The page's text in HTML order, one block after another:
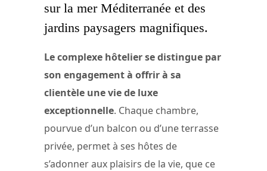
sur la mer Méditerranée et des
jardins paysagers magnifiques.
Le complexe hôtelier se distingue par
son engagement à offrir à sa
clientèle une vie de luxe
exceptionnelle. Chaque chambre,
pourvue d’un balcon ou d’une terrasse
privée, permet à ses hôtes de
s’adonner aux plaisirs de la vie, que ce